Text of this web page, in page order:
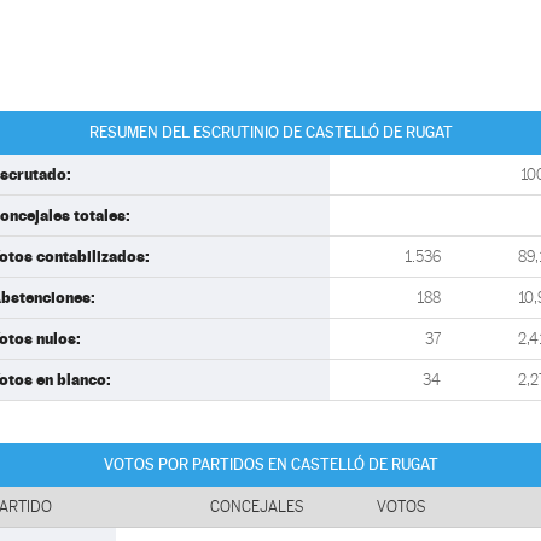
RESUMEN DEL ESCRUTINIO DE CASTELLÓ DE RUGAT
totales:
contabilizados: 1.536
188
nulos: 37
en blanco: 34
VOTOS POR PARTIDOS EN CASTELLÓ DE RUGAT
CONCEJALES VOTOS